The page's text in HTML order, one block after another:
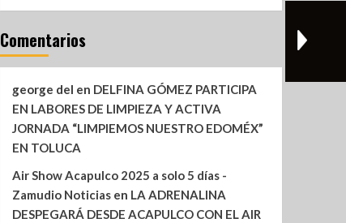
Comentarios
george del en DELFINA GÓMEZ PARTICIPA
EN LABORES DE LIMPIEZA Y ACTIVA
JORNADA “LIMPIEMOS NUESTRO EDOMÉX”
EN TOLUCA
Air Show Acapulco 2025 a solo 5 días -
Zamudio Noticiasen LA ADRENALINA
DESPEGARÁ DESDE ACAPULCO CON EL AIR